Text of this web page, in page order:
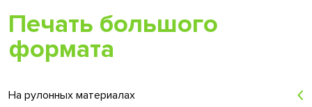
Печать большого
формата
На рулонных материалах